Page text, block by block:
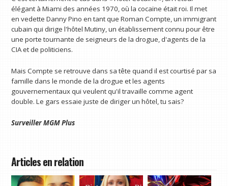
élégant à Miami des années 1970, où la cocaïne était roi. Il met
en vedette Danny Pino en tant que Roman Compte, un immigrant
cubain qui dirige l'hôtel Mutiny, un établissement connu pour être
une porte tournante de seigneurs de la drogue, d'agents de la
CIA et de politiciens.
Mais Compte se retrouve dans sa tête quand il est courtisé par sa
famille dans le monde de la drogue et les agents
gouvernementaux qui veulent qu'il travaille comme agent
double. Le gars essaie juste de diriger un hôtel, tu sais?
SurveillerMGM Plus
Articles en relation